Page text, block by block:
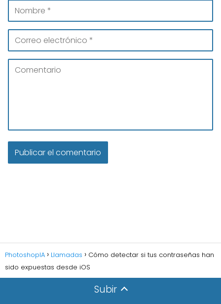
PhotoshopIA Llamadas
Cómo detectar si tus contraseñas han
sido expuestas desde iOS
Subir